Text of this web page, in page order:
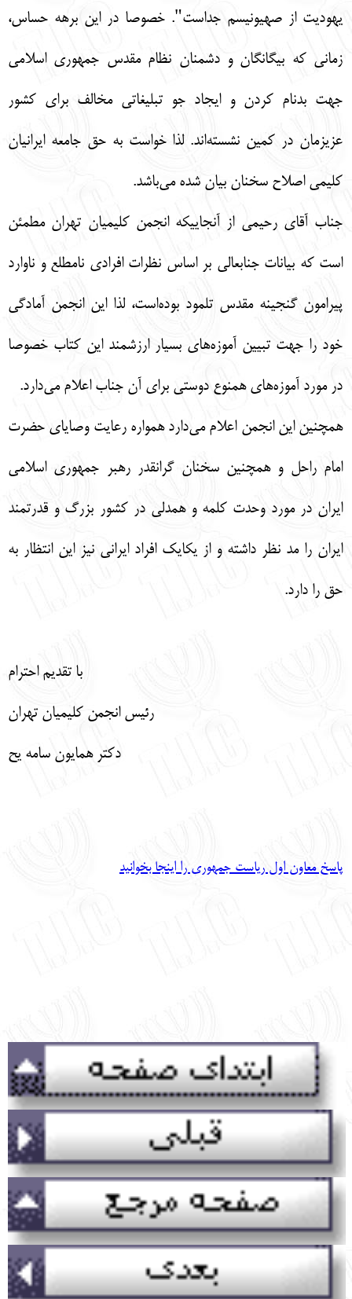
یهودیت از صهیونیسم جداست". خصوصا در این برهه حساس،
زمانی که بیگانگان و دشمنان نظام مقدس جمهوری اسلامی
جهت بدنام کردن و ایجاد جو تبلیغاتی مخالف برای کشور
عزیزمان در کمین نشسته‌اند. لذا خواست به حق جامعه ایرانیان
کلیمی اصلاح سخنان بیان شده می‌باشد.
جناب آقای رحیمی از آنجاییکه انجمن کلیمیان تهران مطمئن
است که بیانات جنابعالی بر اساس نظرات افرادی نامطلع و ناوارد
پیرامون گنجینه مقدس تلمود بوده‌است، لذا این انجمن آمادگی
خود را جهت تبیین آموزه‌های بسیار ارزشمند این کتاب خصوصا
در مورد آموزه‌های همنوع دوستی برای آن جناب اعلام می‌دارد.
همچنین این انجمن اعلام می‌دارد همواره رعایت وصایای حضرت
امام راحل و همچنین سخنان گرانقدر رهبر جمهوری اسلامی
ایران در مورد وحدت کلمه و همدلی در کشور بزرگ و قدرتمند
ایران را مد نظر داشته و از یکایک افراد ایرانی نیز این انتظار به
حق را دارد.
با تقدیم احترام
رئیس انجمن کلیمیان تهران
دکتر همایون سامه یح
پاسخ معاون اول ریاست جمهوری را اینجا بخوانید